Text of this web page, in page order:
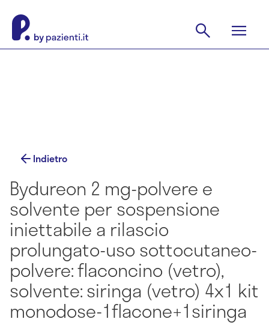
Indietro
Bydureon 2 mg-polvere e
solvente per sospensione
iniettabile a rilascio
prolungato-uso sottocutaneo-
polvere: flaconcino (vetro),
solvente: siringa (vetro) 4x1 kit
monodose-1flacone+1siringa